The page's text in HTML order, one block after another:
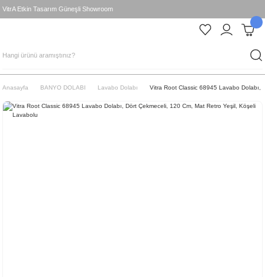
VitrA Etkin Tasarım Güneşli Showroom
Anasayfa BANYO DOLABI Lavabo Dolabı Vitra Root Classic 68945 Lavabo Dolabı,